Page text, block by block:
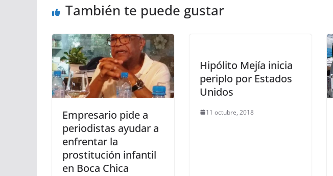
También te puede gustar
Empresario pide a
periodistas ayudar a
enfrentar la
prostitución infantil
en Boca Chica
Hipólito Mejía inicia
periplo por Estados
Unidos
11 octubre, 2018